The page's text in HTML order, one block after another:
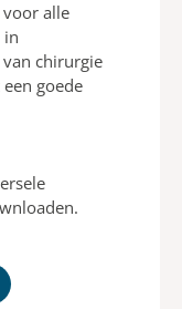
voor alle
in
chirurgie
goede